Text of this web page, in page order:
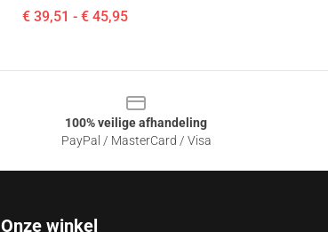
€ 39,51 - € 45,95
100% veilige afhandeling
PayPal / MasterCard / Visa
Onze winkel